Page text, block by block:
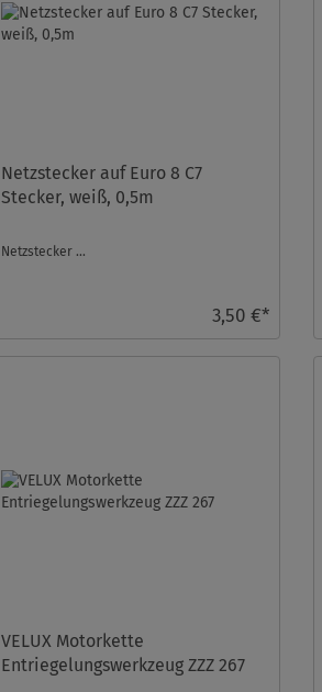
Netzstecker auf Euro 8 C7
Stecker, weiß, 0,5m
Netzstecker ...
3,50 €*
VELUX Motorkette
Entriegelungswerkzeug ZZZ 267